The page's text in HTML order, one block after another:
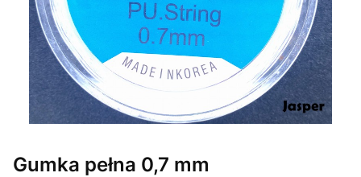
Gumka pełna 0,7 mm